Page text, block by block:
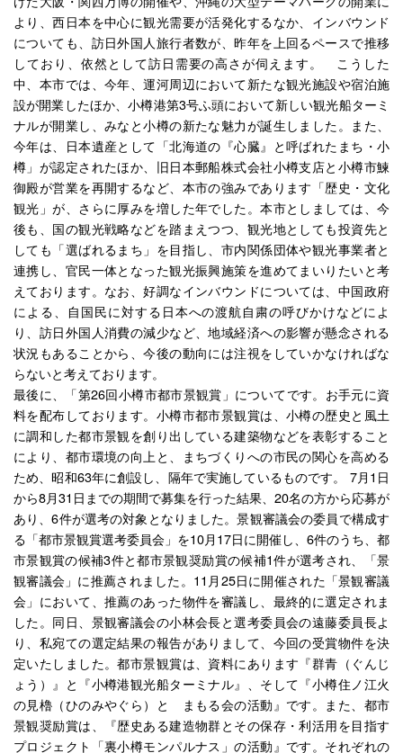
より、西日本を中心に観光需要が活発化するなか、インバウンド
についても、訪日外国人旅行者数が、昨年を上回るペースで推移
しており、依然として訪日需要の高さが伺えます。 こうした
中、本市では、今年、運河周辺において新たな観光施設や宿泊施
設が開業したほか、小樽港第3号ふ頭において新しい観光船ターミ
ナルが開業し、みなと小樽の新たな魅力が誕生しました。また、
今年は、日本遺産として「北海道の『心臓』と呼ばれたまち・小
樽」が認定されたほか、旧日本郵船株式会社小樽支店と小樽市鰊
御殿が営業を再開するなど、本市の強みであります「歴史・文化
観光」が、さらに厚みを増した年でした。本市としましては、今
後も、国の観光戦略などを踏まえつつ、観光地としても投資先と
しても「選ばれるまち」を目指し、市内関係団体や観光事業者と
連携し、官民一体となった観光振興施策を進めてまいりたいと考
えております。なお、好調なインバウンドについては、中国政府
による、自国民に対する日本への渡航自粛の呼びかけなどによ
り、訪日外国人消費の減少など、地域経済への影響が懸念される
状況もあることから、今後の動向には注視をしていかなければな
らないと考えております。
最後に、「第26回小樽市都市景観賞」についてです。お手元に資
料を配布しております。小樽市都市景観賞は、小樽の歴史と風土
に調和した都市景観を創り出している建築物などを表彰すること
により、都市環境の向上と、まちづくりへの市民の関心を高める
ため、昭和63年に創設し、隔年で実施しているものです。 7月1日
から8月31日までの期間で募集を行った結果、20名の方から応募が
あり、6件が選考の対象となりました。景観審議会の委員で構成す
る「都市景観賞選考委員会」を10月17日に開催し、6件のうち、都
市景観賞の候補3件と都市景観奨励賞の候補1件が選考され、「景
観審議会」に推薦されました。11月25日に開催された「景観審議
会」において、推薦のあった物件を審議し、最終的に選定されま
した。同日、景観審議会の小林会長と選考委員会の遠藤委員長よ
り、私宛ての選定結果の報告がありまして、今回の受賞物件を決
定いたしました。都市景観賞は、資料にあります『群青（ぐんじ
ょう）』と『小樽港観光船ターミナル』、そして『小樽住ノ江火
の見櫓（ひのみやぐら）と まもる会の活動』です。また、都市
景観奨励賞は、『歴史ある建造物群とその保存・利活用を目指す
プロジェクト「裏小樽モンパルナス」の活動』です。それぞれの